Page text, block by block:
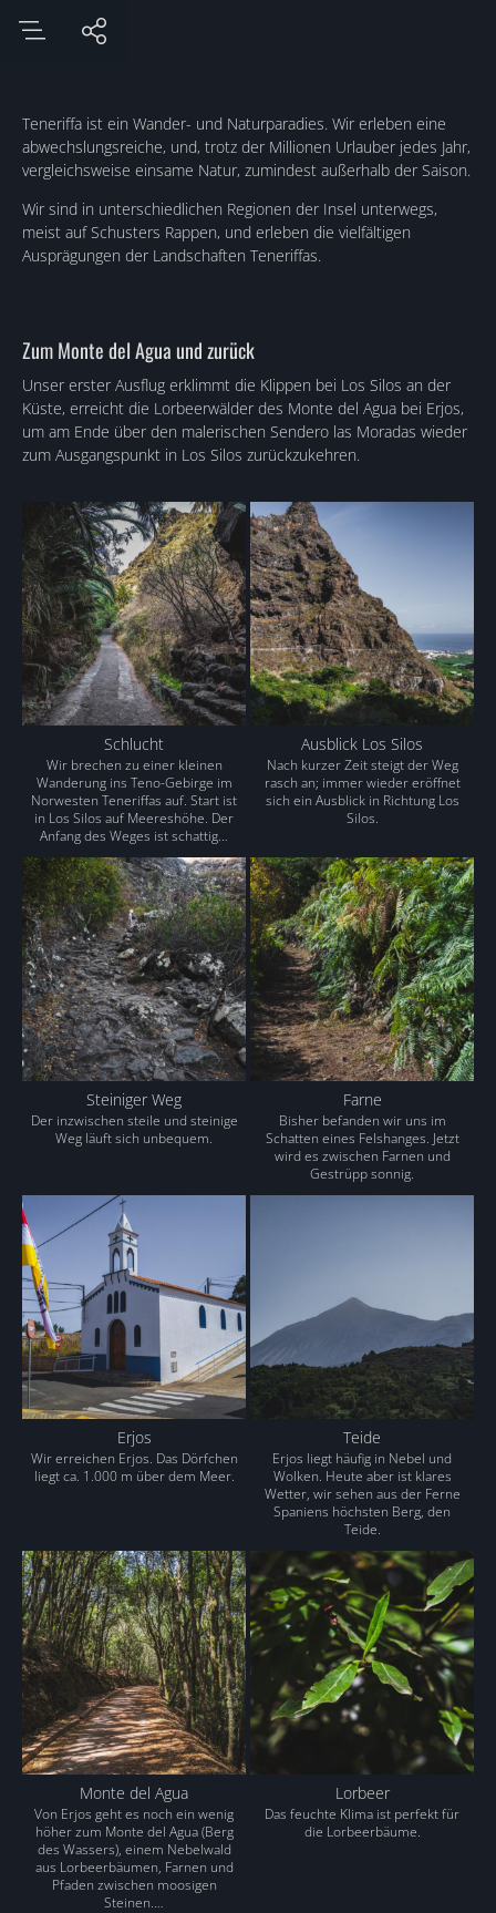
Teneriffa ist ein Wander- und Naturparadies. Wir erleben eine
abwechslungsreiche, und, trotz der Millionen Urlauber jedes Jahr,
vergleichsweise einsame Natur, zumindest außerhalb der Saison.
Wir sind in unterschiedlichen Regionen der Insel unterwegs,
meist auf Schusters Rappen, und erleben die vielfältigen
Ausprägungen der Landschaften Teneriffas.
Zum Monte del Agua und zurück
Unser erster Ausflug erklimmt die Klippen bei Los Silos an der
Küste, erreicht die Lorbeerwälder des Monte del Agua bei Erjos,
um am Ende über den malerischen Sendero las Moradas wieder
zum Ausgangspunkt in Los Silos zurückzukehren.
Schlucht
Wir brechen zu einer kleinen
Wanderung ins Teno-Gebirge im
Norwesten Teneriffas auf. Start ist
in Los Silos auf Meereshöhe. Der
Anfang des Weges ist schattig…
Ausblick Los Silos
Nach kurzer Zeit steigt der Weg
rasch an; immer wieder eröffnet
sich ein Ausblick in Richtung Los
Silos.
Steiniger Weg
Der inzwischen steile und steinige
Weg läuft sich unbequem.
Farne
Bisher befanden wir uns im
Schatten eines Felshanges. Jetzt
wird es zwischen Farnen und
Gestrüpp sonnig.
Erjos
Wir erreichen Erjos. Das Dörfchen
liegt ca. 1.000 m über dem Meer.
Teide
Erjos liegt häufig in Nebel und
Wolken. Heute aber ist klares
Wetter, wir sehen aus der Ferne
Spaniens höchsten Berg, den
Teide.
Monte del Agua
Von Erjos geht es noch ein wenig
höher zum Monte del Agua (Berg
des Wassers), einem Nebelwald
aus Lorbeerbäumen, Farnen und
Pfaden zwischen moosigen
Steinen.…
Lorbeer
Das feuchte Klima ist perfekt für
die Lorbeerbäume.